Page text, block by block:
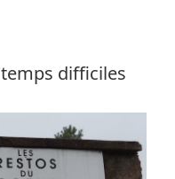
difficiles